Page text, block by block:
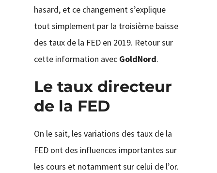
hasard, et ce changement s’explique
tout simplement par la troisième baisse
des taux de la FED en 2019. Retour sur
cette information avec GoldNord.
Le taux directeur
de la FED
On le sait, les variations des taux de la
FED ont des influences importantes sur
les cours et notamment sur celui de l’or.